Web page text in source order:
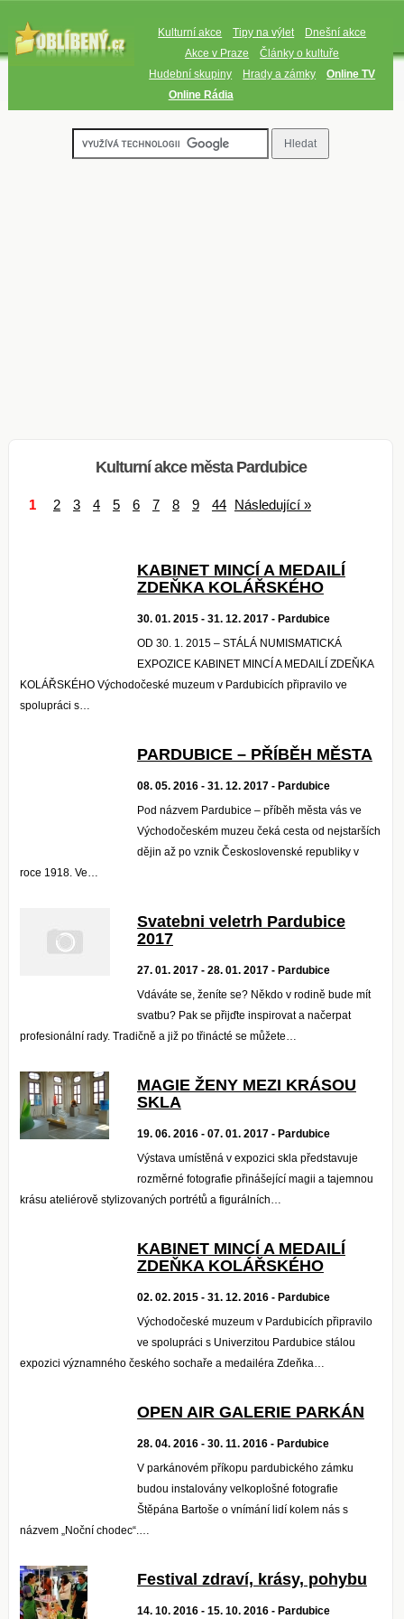
Kulturní akce Tipy na výlet
Dnešní akce
Akce v Praze
Články o kultuře
Hudební skupiny
Hrady a zámky
Online TV
Online Rádia
Kulturní akce města Pardubice
1 2 3 4 5 6 7 8 9 44 Následující »
KABINET MINCÍ A MEDAILÍ
ZDEŇKA KOLÁŘSKÉHO
30. 01. 2015 - 31. 12. 2017 - Pardubice
OD 30. 1. 2015 – STÁLÁ NUMISMATICKÁ
EXPOZICE KABINET MINCÍ A MEDAILÍ ZDEŇKA
KOLÁŘSKÉHO Východočeské muzeum v Pardubicích připravilo ve
spolupráci s…
PARDUBICE – PŘÍBĚH MĚSTA
08. 05. 2016 - 31. 12. 2017 - Pardubice
Pod názvem Pardubice – příběh města vás ve
Východočeském muzeu čeká cesta od nejstarších
dějin až po vznik Československé republiky v
roce 1918. Ve…
Svatebni veletrh Pardubice
2017
27. 01. 2017 - 28. 01. 2017 - Pardubice
Vdáváte se, ženíte se? Někdo v rodině bude mít
svatbu? Pak se přijďte inspirovat a načerpat
profesionální rady. Tradičně a již po třinácté se můžete…
MAGIE ŽENY MEZI KRÁSOU
SKLA
19. 06. 2016 - 07. 01. 2017 - Pardubice
Výstava umístěná v expozici skla představuje
rozměrné fotografie přinášející magii a tajemnou
krásu ateliérově stylizovaných portrétů a figurálních…
KABINET MINCÍ A MEDAILÍ
ZDEŇKA KOLÁŘSKÉHO
02. 02. 2015 - 31. 12. 2016 - Pardubice
Východočeské muzeum v Pardubicích připravilo
ve spolupráci s Univerzitou Pardubice stálou
expozici významného českého sochaře a medailéra Zdeňka…
OPEN AIR GALERIE PARKÁN
28. 04. 2016 - 30. 11. 2016 - Pardubice
V parkánovém příkopu pardubického zámku
budou instalovány velkoplošné fotografie
Štěpána Bartoše o vnímání lidí kolem nás s
názvem „Noční chodec“.…
Festival zdraví, krásy, pohybu
14. 10. 2016 - 15. 10. 2016 - Pardubice